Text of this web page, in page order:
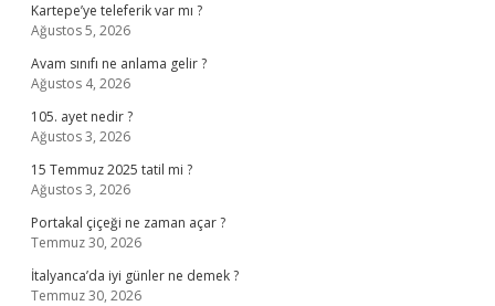
Kartepe’ye teleferik var mı ?
Ağustos 5, 2026
Avam sınıfı ne anlama gelir ?
Ağustos 4, 2026
105. ayet nedir ?
Ağustos 3, 2026
15 Temmuz 2025 tatil mi ?
Ağustos 3, 2026
Portakal çiçeği ne zaman açar ?
Temmuz 30, 2026
İtalyanca’da iyi günler ne demek ?
Temmuz 30, 2026